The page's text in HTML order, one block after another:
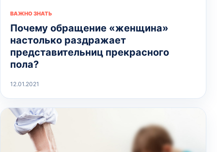
ВАЖНО ЗНАТЬ
Почему обращение «женщина»
настолько раздражает
представительниц прекрасного
пола?
12.01.2021